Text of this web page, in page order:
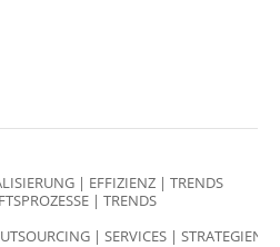
| EFFIZIENZ | TRENDS
| TRENDS
| SERVICES | STRATEGIEN